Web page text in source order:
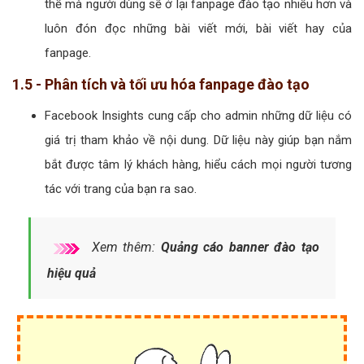
thế mà người dùng sẽ ở lại fanpage đào tạo nhiều hơn và
luôn đón đọc những bài viết mới, bài viết hay của
fanpage.
1.5 - Phân tích và tối ưu hóa fanpage đào tạo
Facebook Insights cung cấp cho admin những dữ liệu có
giá trị tham khảo về nội dung. Dữ liệu này giúp bạn nắm
bắt được tâm lý khách hàng, hiểu cách mọi người tương
tác với trang của bạn ra sao.
Xem thêm: Quảng cáo banner đào tạo
hiệu quả